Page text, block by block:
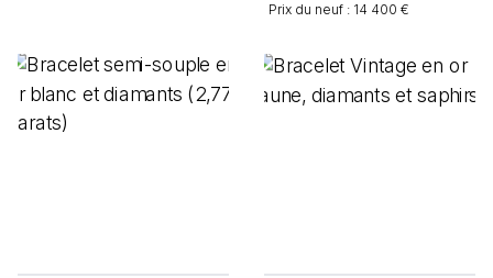
Prix du neuf : 14 400 €